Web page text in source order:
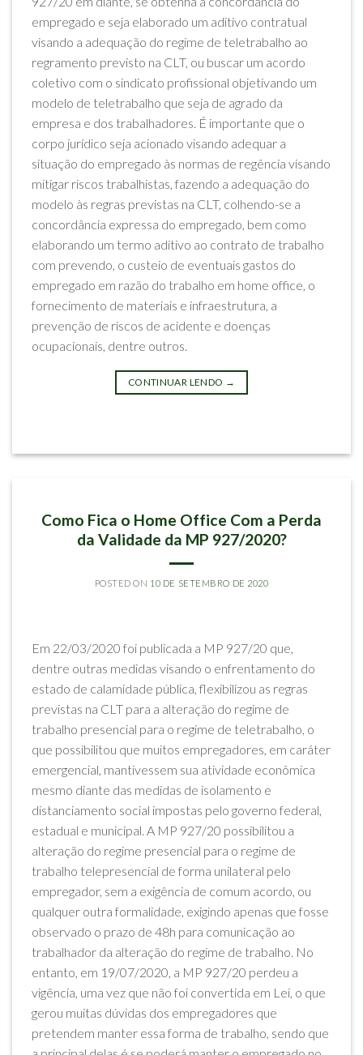
empregado e seja elaborado um aditivo contratual
visando a adequação do regime de teletrabalho ao
regramento previsto na CLT, ou buscar um acordo
coletivo com o sindicato profissional objetivando um
modelo de teletrabalho que seja de agrado da
empresa e dos trabalhadores. É importante que o
corpo jurídico seja acionado visando adequar a
situação do empregado às normas de regência visando
mitigar riscos trabalhistas, fazendo a adequação do
modelo às regras previstas na CLT, colhendo-se a
concordância expressa do empregado, bem como
elaborando um termo aditivo ao contrato de trabalho
com prevendo, o custeio de eventuais gastos do
empregado em razão do trabalho em home office, o
fornecimento de materiais e infraestrutura, a
prevenção de riscos de acidente e doenças
ocupacionais, dentre outros.
CONTINUAR LENDO →
Como Fica o Home Office Com a Perda
da Validade da MP 927/2020?
POSTED ON 10 DE SETEMBRO DE 2020
Em 22/03/2020 foi publicada a MP 927/20 que,
dentre outras medidas visando o enfrentamento do
estado de calamidade pública, flexibilizou as regras
previstas na CLT para a alteração do regime de
trabalho presencial para o regime de teletrabalho, o
que possibilitou que muitos empregadores, em caráter
emergencial, mantivessem sua atividade econômica
mesmo diante das medidas de isolamento e
distanciamento social impostas pelo governo federal,
estadual e municipal. A MP 927/20 possibilitou a
alteração do regime presencial para o regime de
trabalho telepresencial de forma unilateral pelo
empregador, sem a exigência de comum acordo, ou
qualquer outra formalidade, exigindo apenas que fosse
observado o prazo de 48h para comunicação ao
trabalhador da alteração do regime de trabalho. No
entanto, em 19/07/2020, a MP 927/20 perdeu a
vigência, uma vez que não foi convertida em Lei, o que
gerou muitas dúvidas dos empregadores que
pretendem manter essa forma de trabalho, sendo que